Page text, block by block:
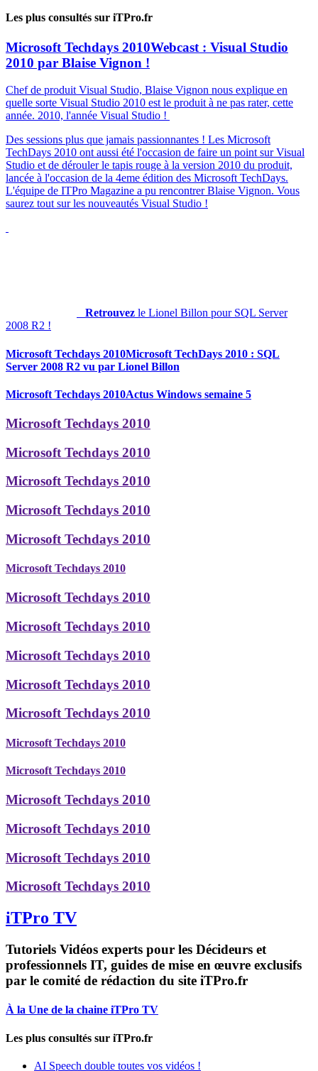
Les plus consultés sur iTPro.fr
Microsoft Techdays 2010Webcast : Visual Studio
2010 par Blaise Vignon !
Chef de produit Visual Studio, Blaise Vignon nous explique en
quelle sorte Visual Studio 2010 est le produit à ne pas rater, cette
année. 2010, l'année Visual Studio !
Des sessions plus que jamais passionnantes ! Les Microsoft
TechDays 2010 ont aussi été l'occasion de faire un point sur Visual
Studio et de dérouler le tapis rouge à la version 2010 du produit,
lancée à l'occasion de la 4eme édition des Microsoft TechDays.
L'équipe de ITPro Magazine a pu rencontrer Blaise Vignon. Vous
saurez tout sur les nouveautés Visual Studio !
Retrouvez le Lionel Billon pour SQL Server
2008 R2 !
Microsoft Techdays 2010Microsoft TechDays 2010 : SQL
Server 2008 R2 vu par Lionel Billon
Microsoft Techdays 2010Actus Windows semaine 5
Microsoft Techdays 2010
Microsoft Techdays 2010
Microsoft Techdays 2010
Microsoft Techdays 2010
Microsoft Techdays 2010
Microsoft Techdays 2010
Microsoft Techdays 2010
Microsoft Techdays 2010
Microsoft Techdays 2010
Microsoft Techdays 2010
Microsoft Techdays 2010
Microsoft Techdays 2010
Microsoft Techdays 2010
Microsoft Techdays 2010
Microsoft Techdays 2010
Microsoft Techdays 2010
Microsoft Techdays 2010
iTPro TV
Tutoriels Vidéos experts pour les Décideurs et
professionnels IT, guides de mise en œuvre exclusifs
par le comité de rédaction du site iTPro.fr
À la Une de la chaine iTPro TV
Les plus consultés sur iTPro.fr
AI Speech double toutes vos vidéos !